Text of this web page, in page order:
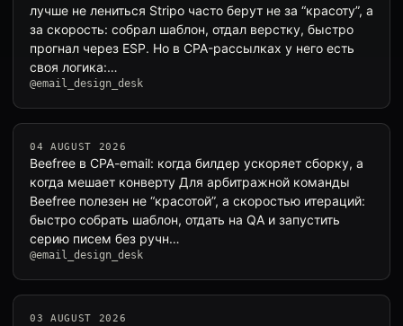
лучше не лениться Stripo часто берут не за “красоту”, а
за скорость: собрал шаблон, отдал верстку, быстро
прогнал через ESP. Но в CPA-рассылках у него есть
своя логика:…
@email_design_desk
04 AUGUST 2026
Beefree в CPA-email: когда билдер ускоряет сборку, а
когда мешает конверту Для арбитражной команды
Beefree полезен не “красотой”, а скоростью итераций:
быстро собрать шаблон, отдать на QA и запустить
серию писем без ручн…
@email_design_desk
03 AUGUST 2026